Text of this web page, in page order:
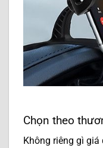
Chọn theo
Không riêng gì